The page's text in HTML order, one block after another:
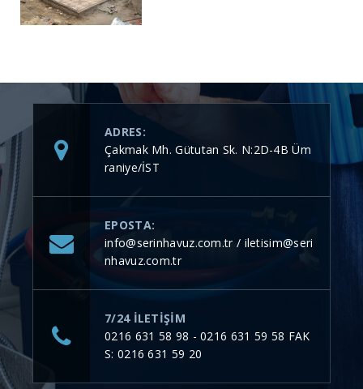
ADRES:
Çakmak Mh. Gütutan Sk. N:2D-4B Üm
raniye/İST
EPOSTA:
info@serinhavuz.com.tr / iletisim@seri
nhavuz.com.tr
7/24 ILETIŞIM
0216 631 58 98 - 0216 631 59 58 FAK
S: 0216 631 59 20